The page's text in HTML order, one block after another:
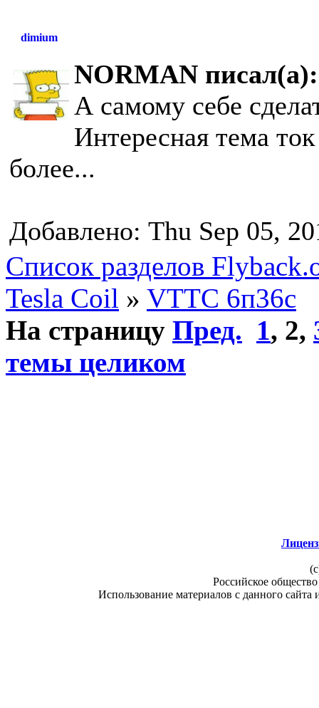
dimium
NORMAN писал(а):
А самому себе
Интересная тема
более...
Добавлено: Thu Sep 05,
Список разделов
Tesla Coil » VTTC 6п36с
На страницу Пред. 1, 2,
темы целиком
Российское
Использование материалов с данного